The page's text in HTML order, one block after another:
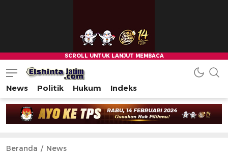
News Politik Hukum Indeks
Beranda News